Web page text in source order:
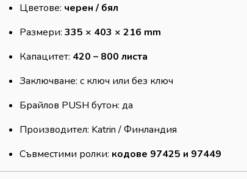
Цветове: черен / бял
Размери: 335 × 403 × 216 mm
Капацитет: 420 – 800 листа
Заключване: с ключ или без ключ
Брайлов PUSH бутон: да
Производител: Katrin / Финландия
Съвместими ролки: кодове 97425 и 97449